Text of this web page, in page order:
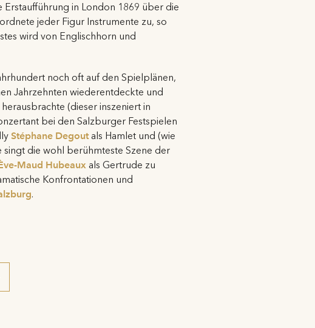
Erstaufführung in London 1869 über die
jeder Figur Instrumente zu, so
wird von Englischhorn und
noch oft auf den Spielplänen,
Jahrzehnten wiederentdeckte und
(dieser inszeniert in
bei den Salzburger Festspielen
Stéphane Degoutals Hamlet und (wie
die wohl berühmteste Szene der
Maud Hubeaux als Gertrude zu
Konfrontationen und
.